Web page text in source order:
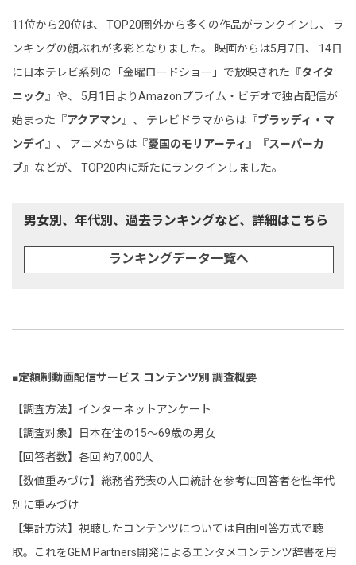
11位から20位は、 TOP20圏外から多くの作品がランクインし、 ラ
ンキングの顔ぶれが多彩となりました。 映画からは5月7日、 14日
に日本テレビ系列の「金曜ロードショー」で放映された『タイタ
ニック 』や、 5月1日よりAmazonプライム・ビデオで独占配信が
始まった『アクアマン 』、 テレビドラマからは『ブラッディ・マ
ンデイ 』、 アニメからは『憂国のモリアーティ 』『スーパーカ
ブ』などが、 TOP20内に新たにランクインしました。
男女別、年代別、過去ランキングなど、詳細はこちら
ランキングデータ一覧へ
■定額制動画配信サービス コンテンツ別 調査概要
【調査方法】インターネットアンケート
【調査対象】日本在住の15～69歳の男女
【回答者数】各回 約7,000人
【数値重みづけ】総務省発表の人口統計を参考に回答者を性年代
別に重みづけ
【集計方法】視聴したコンテンツについては自由回答方式で聴
取。これをGEM Partners開発によるエンタメコンテンツ辞書を用